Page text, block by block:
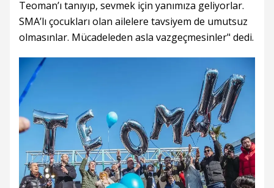
Teoman’ı tanıyıp, sevmek için yanımıza geliyorlar.
SMA’lı çocukları olan ailelere tavsiyem de umutsuz
olmasınlar. Mücadeleden asla vazgeçmesinler" dedi.